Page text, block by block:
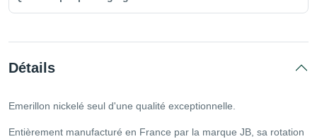
Détails
Emerillon nickelé seul d'une qualité exceptionnelle.
Entièrement manufacturé en France par la marque JB, sa rotation